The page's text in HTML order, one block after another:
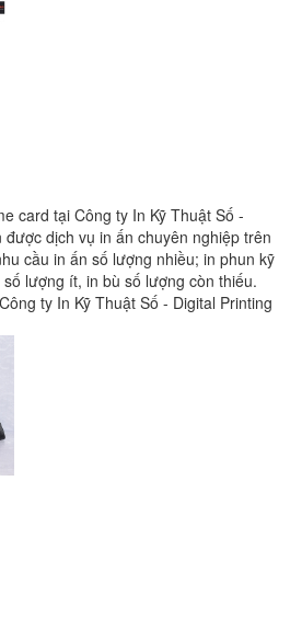
card tại Công ty In Kỹ Thuật Số -
được dịch vụ in ấn chuyên nghiệp trên
cầu in ấn số lượng nhiều; in phun kỹ
lượng ít, in bù số lượng còn thiếu.
ty In Kỹ Thuật Số - Digital Printing